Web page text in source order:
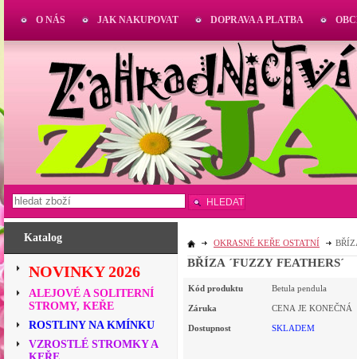
Katalog
NOVINKY 2026
ALEJOVÉ A SOLITERNÍ
STROMY, KEŘE
ROSTLINY NA KMÍNKU
VZROSTLÉ STROMKY A
OKRASNÉ KEŘE OSTATNÍ
BŘÍZA ´FUZZY FEATHERS´
Kód produktu Betula pendula
Záruka CENA JE KONEČNÁ
Dostupnost SKLADEM
O NÁS JAK NAKUPOVAT DOPRAVA A PLATBA
HLEDAT